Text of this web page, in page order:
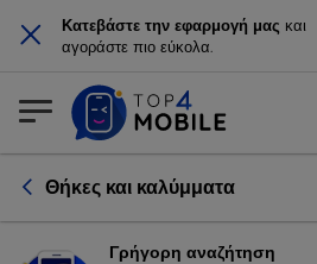
× Κατεβάστε την εφαρμογή μας και
αγοράστε πιο εύκολα.
Θήκες και καλύμματα
Γρήγορη αναζήτηση